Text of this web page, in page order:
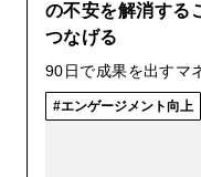
の不安を解消する
つなげる
90日で成果を出す
エンゲージメント向上